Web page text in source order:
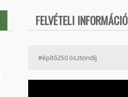
FELVÉTELI INFORMÁCIÓ
#építő250 ösztöndíj